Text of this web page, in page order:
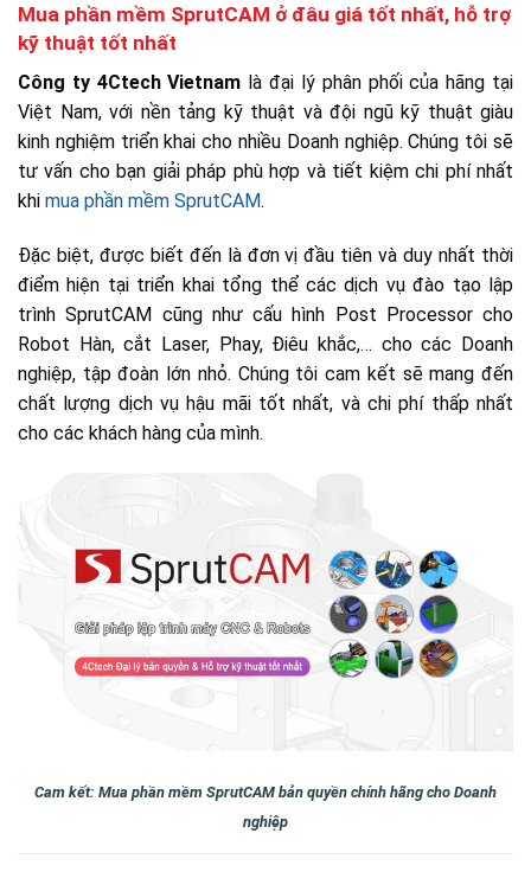
Mua phần mềm SprutCAM ở đâu giá tốt nhất, hỗ trợ
kỹ thuật tốt nhất
Công ty 4Ctech Vietnam là đại lý phân phối của hãng tại
Việt Nam, với nền tảng kỹ thuật và đội ngũ kỹ thuật giàu
kinh nghiệm triển khai cho nhiều Doanh nghiệp. Chúng tôi sẽ
tư vấn cho bạn giải pháp phù hợp và tiết kiệm chi phí nhất
khi mua phần mềm SprutCAM.
Đặc biệt, được biết đến là đơn vị đầu tiên và duy nhất thời
điểm hiện tại triển khai tổng thể các dịch vụ đào tạo lập
trình SprutCAM cũng như cấu hình Post Processor cho
Robot Hàn, cắt Laser, Phay, Điêu khắc,… cho các Doanh
nghiệp, tập đoàn lớn nhỏ. Chúng tôi cam kết sẽ mang đến
chất lượng dịch vụ hậu mãi tốt nhất, và chi phí thấp nhất
cho các khách hàng của mình.
Cam kết: Mua phần mềm SprutCAM bản quyền chính hãng cho Doanh
nghiệp